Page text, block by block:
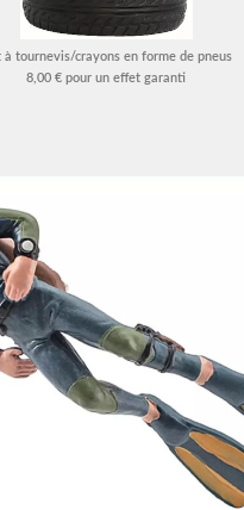
à tournevis/crayons en forme de pneus
8,00 € pour un effet garanti